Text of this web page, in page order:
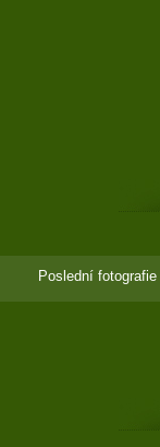
Poslední fotografie